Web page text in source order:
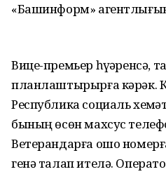
«Башинформ»
Вице-премьер һүҙҙәренсә,
планлаштырырға кәрәк.
Республика социаль
бының өсөн махсус
Ветерандарға ошо
генә талап ителә.